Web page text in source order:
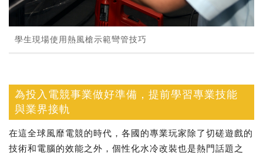
學生現場使用熱風槍示範彎管技巧
為投入電競事業做好準備，提前學習專業技能
與業界接軌
在這全球風靡電競的時代，各國的專業玩家除了切磋遊戲的
技術和電腦的效能之外，個性化水冷改裝也是熱門話題之